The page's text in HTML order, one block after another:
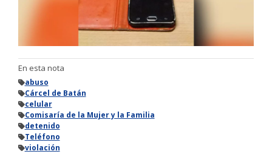
En esta nota
abuso
Cárcel de Batán
celular
Comisaría de la Mujer y la Familia
detenido
Teléfono
violación